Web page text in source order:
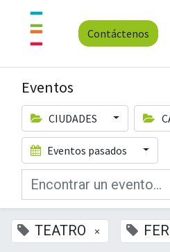
Contáctenos
Eventos
CIUDADES
Eventos pasados
TEATRO ×